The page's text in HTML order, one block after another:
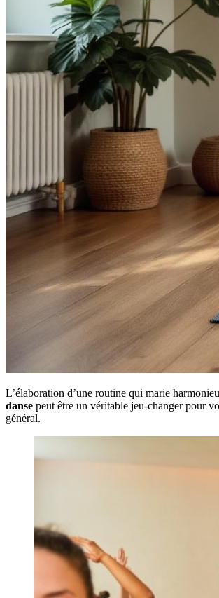
L’élaboration d’une routine qui marie
danse peut être un véritable jeu-changer pour
général.